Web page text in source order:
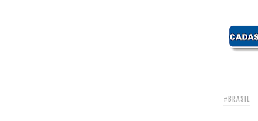
#BRASIL